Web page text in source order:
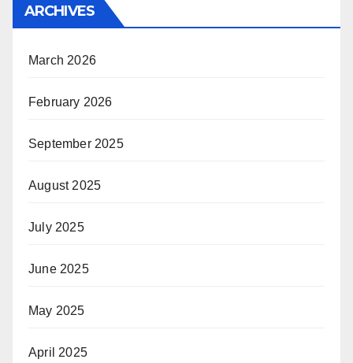
ARCHIVES
March 2026
February 2026
September 2025
August 2025
July 2025
June 2025
May 2025
April 2025